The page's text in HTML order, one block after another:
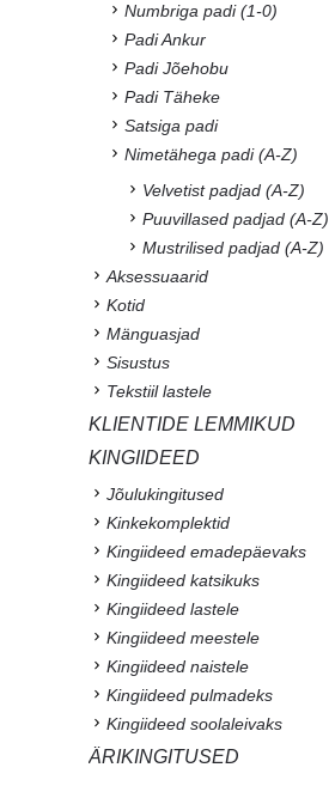
Numbriga padi (1-0)
Padi Ankur
Padi Jõehobu
Padi Täheke
Satsiga padi
Nimetähega padi (A-Z)
Velvetist padjad (A-Z)
Puuvillased padjad (A-Z)
Mustrilised padjad (A-Z)
Aksessuaarid
Kotid
Mänguasjad
Sisustus
Tekstiil lastele
KLIENTIDE LEMMIKUD
KINGIIDEED
Jõulukingitused
Kinkekomplektid
Kingiideed emadepäevaks
Kingiideed katsikuks
Kingiideed lastele
Kingiideed meestele
Kingiideed naistele
Kingiideed pulmadeks
Kingiideed soolaleivaks
ÄRIKINGITUSED